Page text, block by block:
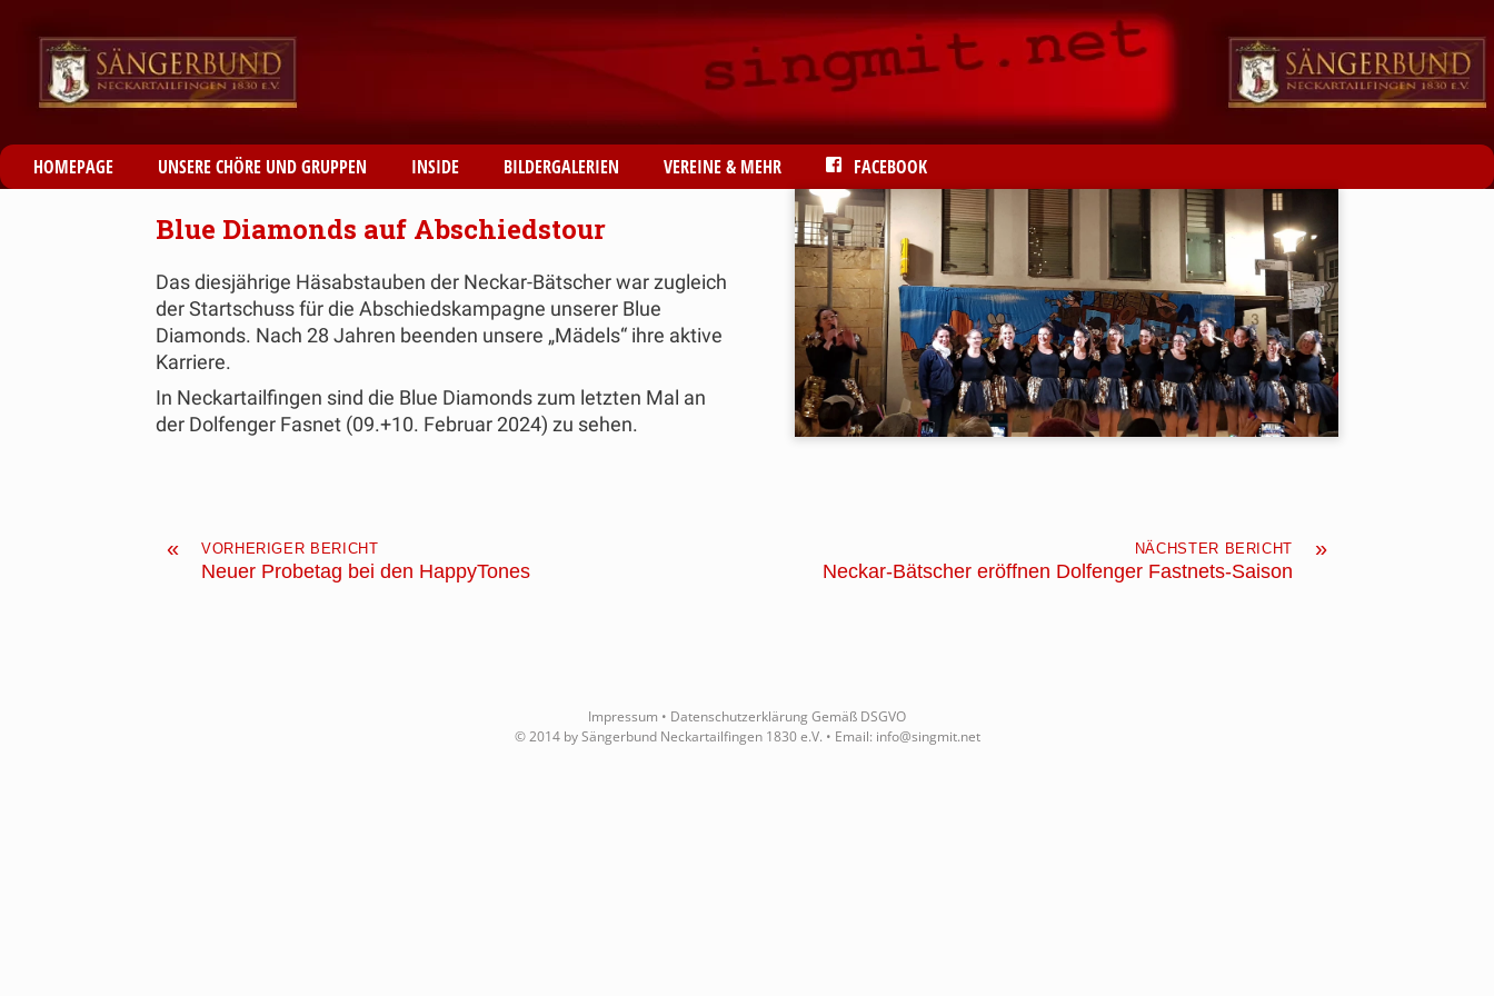
HOMEPAGE UNSERE CHÖRE UND GRUPPEN INSIDE BILDERGALERIEN VEREINE & MEHR FACEBOOK
Blue Diamonds auf Abschiedstour
Das diesjährige Häsabstauben der Neckar-Bätscher war zugleich
der Startschuss für die Abschiedskampagne unserer Blue
Diamonds. Nach 28 Jahren beenden unsere „Mädels“ ihre aktive
Karriere.
In Neckartailfingen sind die Blue Diamonds zum letzten Mal an
der Dolfenger Fasnet (09.+10. Februar 2024) zu sehen.
« VORHERIGER BERICHT
Neuer Probetag bei den HappyTones
»
NÄCHSTER BERICHT
Neckar-Bätscher eröffnen Dolfenger Fastnets-Saison
Impressum • Datenschutzerklärung Gemäß DSGVO
© 2014 by Sängerbund Neckartailfingen 1830 e.V. • Email: info@singmit.net